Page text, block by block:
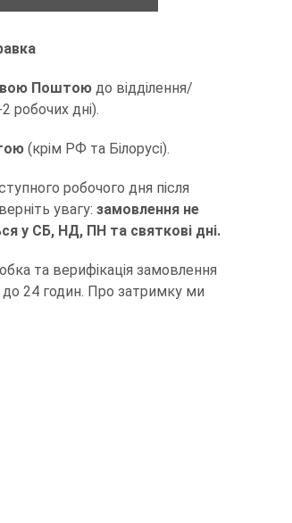
Поштоюдо відділення/
робочих дні).
(крім РФ та Білорусі).
робочого дня після
увагу: замовлення не
у СБ, НД, ПН та святкові дні.
та верифікація замовлення
24 годин. Про затримку ми